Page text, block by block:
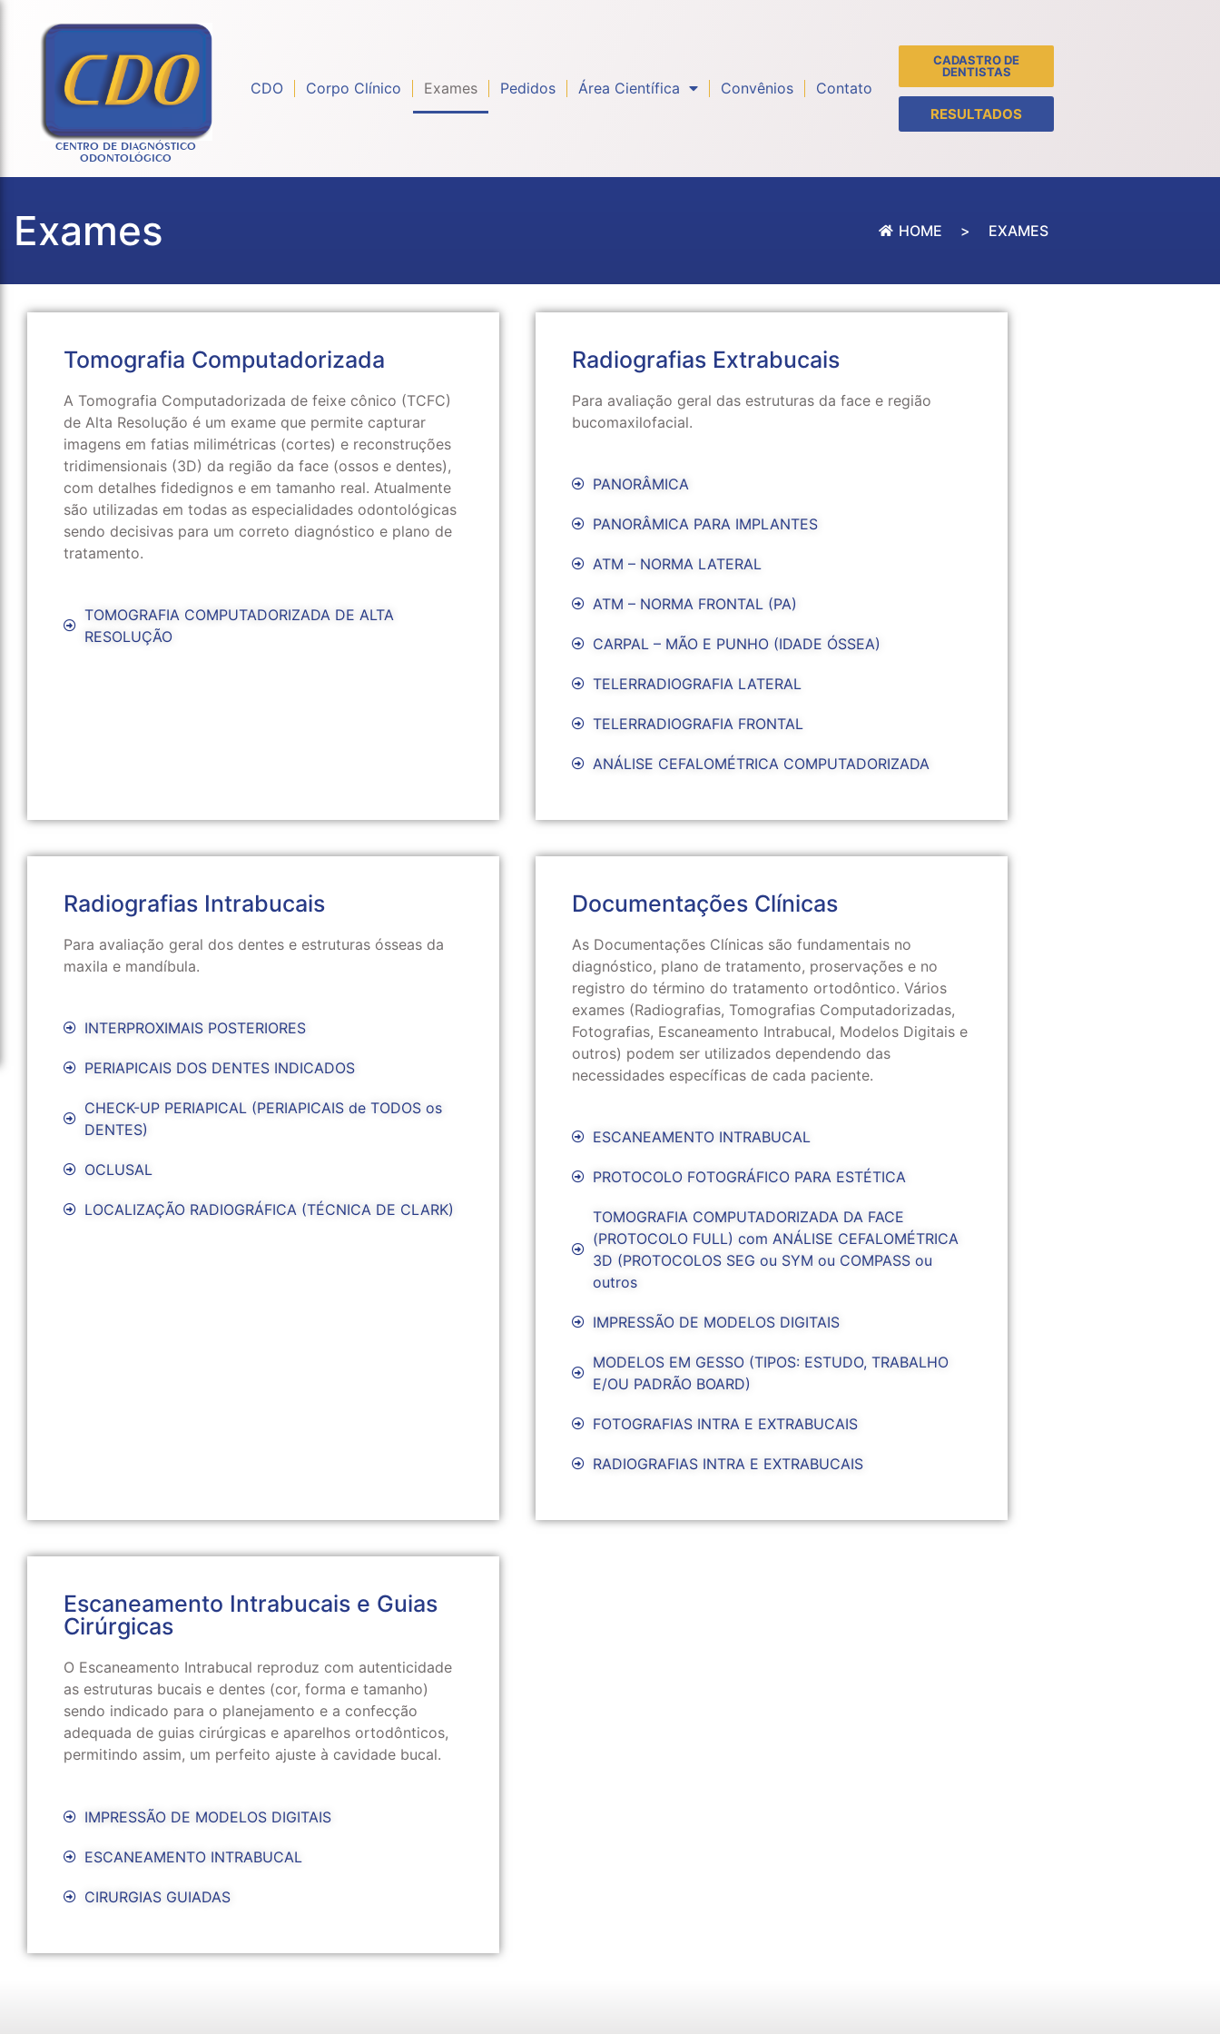
CENTRO DE DIAGNÓSTICO
ODONTOLÓGICO
CDO Corpo Clínico Exames Pedidos Área Científica Convênios Contato
CADASTRO DE
DENTISTAS
RESULTADOS
Exames HOME > EXAMES
Tomografia Computadorizada
A Tomografia Computadorizada de feixe cônico (TCFC)
de Alta Resolução é um exame que permite capturar
imagens em fatias milimétricas (cortes) e reconstruções
tridimensionais (3D) da região da face (ossos e dentes),
com detalhes fidedignos e em tamanho real. Atualmente
são utilizadas em todas as especialidades odontológicas
sendo decisivas para um correto diagnóstico e plano de
tratamento.
TOMOGRAFIA COMPUTADORIZADA DE ALTA
RESOLUÇÃO
Radiografias Extrabucais
Para avaliação geral das estruturas da face e região
bucomaxilofacial.
PANORÂMICA
PANORÂMICA PARA IMPLANTES
ATM – NORMA LATERAL
ATM – NORMA FRONTAL (PA)
CARPAL – MÃO E PUNHO (IDADE ÓSSEA)
TELERRADIOGRAFIA LATERAL
TELERRADIOGRAFIA FRONTAL
ANÁLISE CEFALOMÉTRICA COMPUTADORIZADA
Radiografias Intrabucais
Para avaliação geral dos dentes e estruturas ósseas da
maxila e mandíbula.
INTERPROXIMAIS POSTERIORES
PERIAPICAIS DOS DENTES INDICADOS
CHECK-UP PERIAPICAL (PERIAPICAIS de TODOS os
DENTES)
OCLUSAL
LOCALIZAÇÃO RADIOGRÁFICA (TÉCNICA DE CLARK)
Documentações Clínicas
As Documentações Clínicas são fundamentais no
diagnóstico, plano de tratamento, proservações e no
registro do término do tratamento ortodôntico. Vários
exames (Radiografias, Tomografias Computadorizadas,
Fotografias, Escaneamento Intrabucal, Modelos Digitais e
outros) podem ser utilizados dependendo das
necessidades específicas de cada paciente.
ESCANEAMENTO INTRABUCAL
PROTOCOLO FOTOGRÁFICO PARA ESTÉTICA
TOMOGRAFIA COMPUTADORIZADA DA FACE
(PROTOCOLO FULL) com ANÁLISE CEFALOMÉTRICA
3D (PROTOCOLOS SEG ou SYM ou COMPASS ou
outros
IMPRESSÃO DE MODELOS DIGITAIS
MODELOS EM GESSO (TIPOS: ESTUDO, TRABALHO
E/OU PADRÃO BOARD)
FOTOGRAFIAS INTRA E EXTRABUCAIS
RADIOGRAFIAS INTRA E EXTRABUCAIS
Escaneamento Intrabucais e Guias
Cirúrgicas
O Escaneamento Intrabucal reproduz com autenticidade
as estruturas bucais e dentes (cor, forma e tamanho)
sendo indicado para o planejamento e a confecção
adequada de guias cirúrgicas e aparelhos ortodônticos,
permitindo assim, um perfeito ajuste à cavidade bucal.
IMPRESSÃO DE MODELOS DIGITAIS
ESCANEAMENTO INTRABUCAL
CIRURGIAS GUIADAS